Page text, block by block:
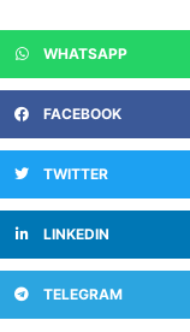
WHATSAPP
FACEBOOK
TWITTER
LINKEDIN
TELEGRAM